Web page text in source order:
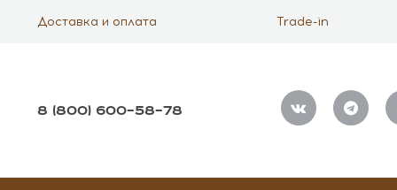
Доставка и оплата Trade-in
8 (800) 600–58–78